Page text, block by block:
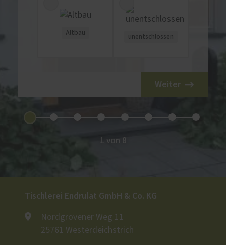
Altbau
unentschlossen
Weiter
1 von 8
Tischlerei Endrulat GmbH & Co. KG
Nordgrovener Weg 11
25761 Westerdeichstrich